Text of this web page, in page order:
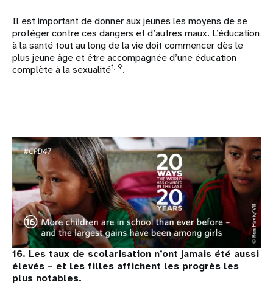
Il est important de donner aux jeunes les moyens de se
protéger contre ces dangers et d’autres maux. L’éducation
à la santé tout au long de la vie doit commencer dès le
plus jeune âge et être accompagnée d’une éducation
complète à la sexualité1, 9.
16. Les taux de scolarisation n’ont jamais été aussi
élevés – et les filles affichent les progrès les
plus notables.